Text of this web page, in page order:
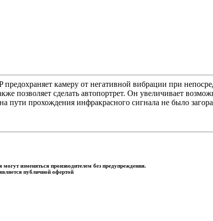
камеру от негативной вибрации при
позволяет сделать автопортрет. Он увеличивает
пути прохождения инфракрасного сигнала не было
изменяться производителем без предупреждения.
публичной офертой